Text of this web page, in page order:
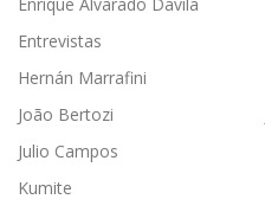
Entrevistas
Hernán Marrafini
João Bertozi
Julio Campos
Kumite